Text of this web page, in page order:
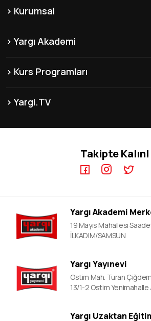
Kurumsal
Hakkımızda
Yargı Akademi
Yayınlarımız
İletişim
Kurs Programları
MEB-AGS ÖABT Kursları
Yargi.TV
KPSS A Video Dersler
YDS Video Ders
Takipte Kalın!
Yargı Akademi
19 Mayıs Mahallesi
İLKADIM/SAMSUN
Yargı Yayınevi
Ostim Mah. Turan
13/1-2 Ostim Yenimahalle
Yargı Uzaktan